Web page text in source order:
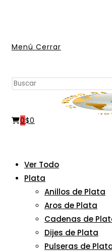
Menú Cerrar
Buscar
web
0$0
Ver Todo
Plata
Anillos de Plata
Aros de Plata
Cadenas de
Dijes de Plata
Pulseras de